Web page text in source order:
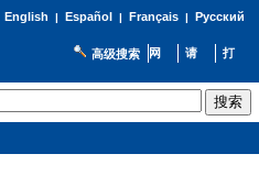
English | Español | Français| Русский
高级搜索